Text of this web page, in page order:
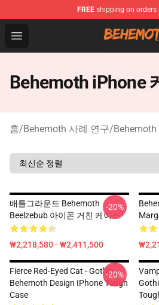
FREE shipping on orders
Open menu
Behemoth Store - Official
Behemoth iPhone
홈/Behemoth 사례 연구/
배틀그라운드 Behemoth
Beelzebub 아이폰 거친 케이스
₩2,218,580 - ₩2,411,500
-20%
Fierce Red-Eyed Cat - Gothic
Behemoth Design IPhone Tough
Case
-20%